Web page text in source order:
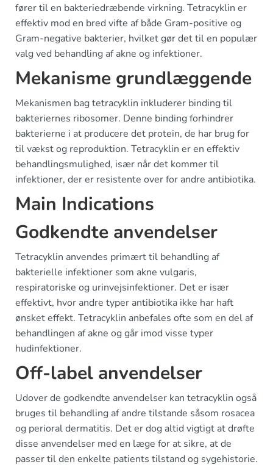
fører til en bakteriedræbende virkning. Tetracyklin er
effektiv mod en bred vifte af både Gram-positive og
Gram-negative bakterier, hvilket gør det til en populær
valg ved behandling af akne og infektioner.
Mekanisme grundlæggende
Mekanismen bag tetracyklin inkluderer binding til
bakteriernes ribosomer. Denne binding forhindrer
bakterierne i at producere det protein, de har brug for
til vækst og reproduktion. Tetracyklin er en effektiv
behandlingsmulighed, især når det kommer til
infektioner, der er resistente over for andre antibiotika.
Main Indications
Godkendte anvendelser
Tetracyklin anvendes primært til behandling af
bakterielle infektioner som akne vulgaris,
respiratoriske og urinvejsinfektioner. Det er især
effektivt, hvor andre typer antibiotika ikke har haft
ønsket effekt. Tetracyklin anbefales ofte som en del af
behandlingen af akne og går imod visse typer
hudinfektioner.
Off-label anvendelser
Udover de godkendte anvendelser kan tetracyklin også
bruges til behandling af andre tilstande såsom rosacea
og perioral dermatitis. Det er dog altid vigtigt at drøfte
disse anvendelser med en læge for at sikre, at de
passer til den enkelte patients tilstand og sygehistorie.